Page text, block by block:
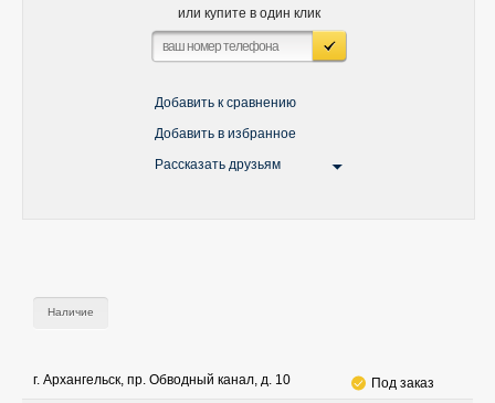
или купите в один клик
Добавить к сравнению
Добавить в избранное
Рассказать друзьям
Наличие
г. Архангельск, пр. Обводный канал, д. 10
Под заказ